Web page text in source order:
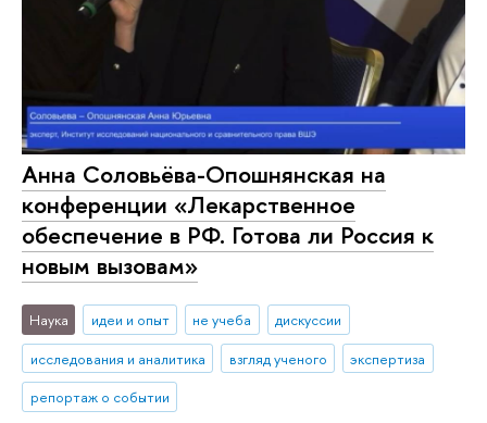
Анна Соловьёва-Опошнянская на
конференции «Лекарственное
обеспечение в РФ. Готова ли Россия к
новым вызовам»
Наука идеи и опыт не учеба
дискуссии
исследования и аналитика
взгляд ученого
экспертиза
репортаж о событии